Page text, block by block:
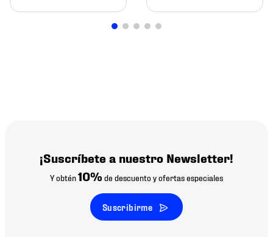
¡Suscríbete a nuestro Newsletter!
Y obtén10% de descuento y ofertas especiales
Suscribirme